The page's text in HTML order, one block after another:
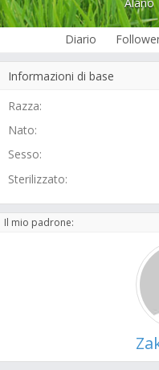
Diario
Informazioni di base
Razza:
Nato:
Sesso:
Sterilizzato:
Il mio padrone: